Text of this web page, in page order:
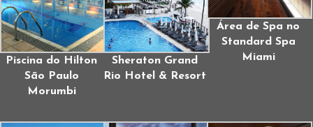
Piscina do Hilton
São Paulo
Morumbi
Sheraton Grand
Rio Hotel & Resort
Área de Spa no
Standard Spa
Miami